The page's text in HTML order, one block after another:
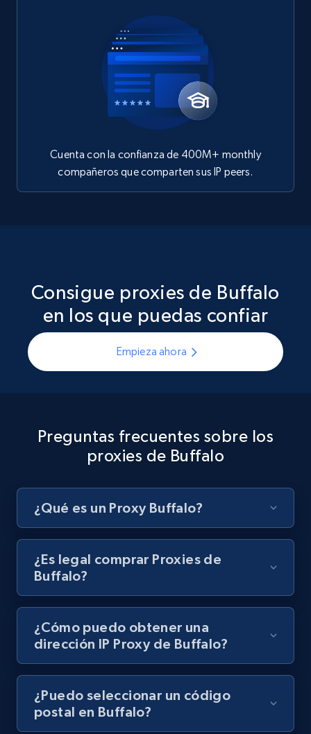
Cuenta con la confianza de 400M+ monthly
compañeros que comparten sus IP peers.
Consigue proxies de Buffalo
en los que puedas confiar
Empieza ahora
Preguntas frecuentes sobre los
proxies de Buffalo
¿Qué es un Proxy Buffalo?
¿Es legal comprar Proxies de
Buffalo?
¿Cómo puedo obtener una
dirección IP Proxy de Buffalo?
¿Puedo seleccionar un código
postal en Buffalo?